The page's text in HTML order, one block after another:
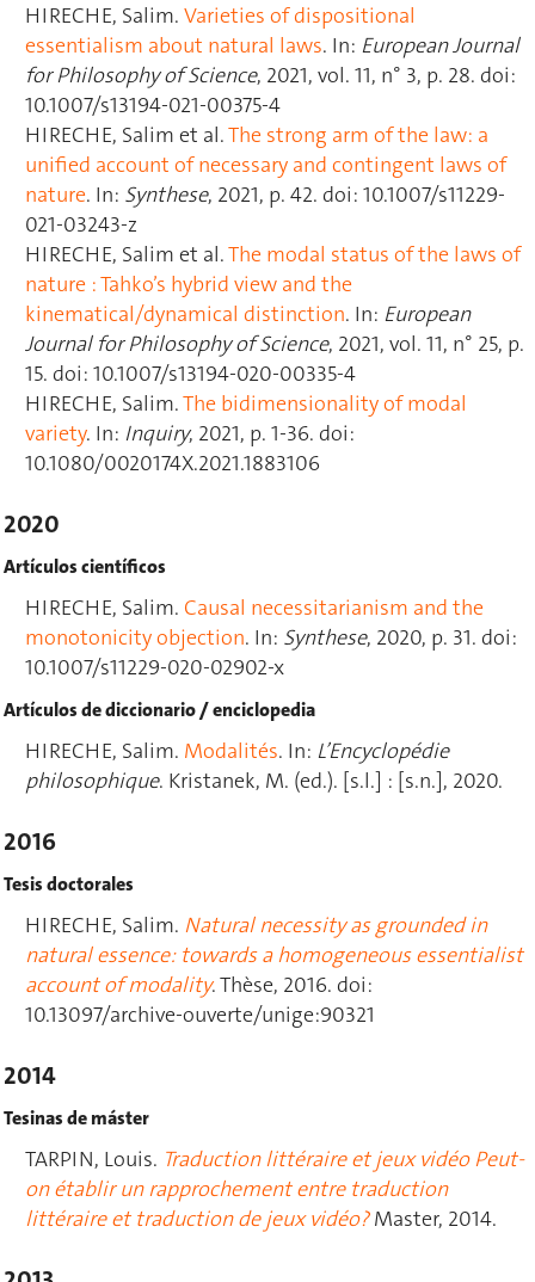
HIRECHE, Salim. Varieties of dispositional
essentialism about natural laws. In: European Journal
for Philosophy of Science, 2021, vol. 11, n° 3, p. 28. doi:
10.1007/s13194-021-00375-4
HIRECHE, Salim et al.The strong arm of the law: a
unified account of necessary and contingent laws of
nature. In: Synthese, 2021, p. 42. doi: 10.1007/s11229-
021-03243-z
HIRECHE, Salim et al.The modal status of the laws of
nature : Tahko’s hybrid view and the
kinematical/dynamical distinction. In: European
Journal for Philosophy of Science, 2021, vol. 11, n° 25, p.
15. doi: 10.1007/s13194-020-00335-4
HIRECHE, Salim.The bidimensionality of modal
variety. In: Inquiry, 2021, p. 1-36. doi:
10.1080/0020174X.2021.1883106
2020
Artículos científicos
HIRECHE, Salim. Causal necessitarianism and the
monotonicity objection. In: Synthese, 2020, p. 31. doi:
10.1007/s11229-020-02902-x
Artículos de diccionario / enciclopedia
HIRECHE, Salim. Modalités. In: L’Encyclopédie
philosophique. Kristanek, M. (ed.). [s.l.] : [s.n.], 2020.
2016
Tesis doctorales
HIRECHE, Salim. Natural necessity as grounded in
natural essence: towards a homogeneous essentialist
account of modality. Thèse, 2016. doi:
10.13097/archive-ouverte/unige:90321
2014
Tesinas de máster
TARPIN, Louis. Traduction littéraire et jeux vidéo Peut-
on établir un rapprochement entre traduction
littéraire et traduction de jeux vidéo?Master, 2014.